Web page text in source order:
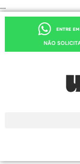
...
ENTRE
NÃO